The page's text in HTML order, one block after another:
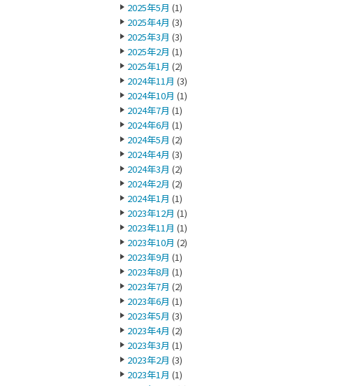
2025年5月 (1)
2025年4月 (3)
2025年3月 (3)
2025年2月 (1)
2025年1月 (2)
2024年11月 (3)
2024年10月 (1)
2024年7月 (1)
2024年6月 (1)
2024年5月 (2)
2024年4月 (3)
2024年3月 (2)
2024年2月 (2)
2024年1月 (1)
2023年12月 (1)
2023年11月 (1)
2023年10月 (2)
2023年9月 (1)
2023年8月 (1)
2023年7月 (2)
2023年6月 (1)
2023年5月 (3)
2023年4月 (2)
2023年3月 (1)
2023年2月 (3)
2023年1月 (1)